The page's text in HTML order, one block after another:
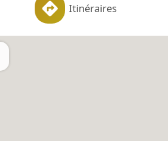
Itinéraires